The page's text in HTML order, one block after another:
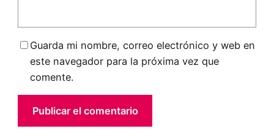
Guarda mi nombre, correo electrónico y web en
este navegador para la próxima vez que
comente.